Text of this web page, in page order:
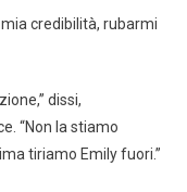
credibilità, rubarmi
dissi,
“Non la stiamo
tiriamo Emily fuori.”